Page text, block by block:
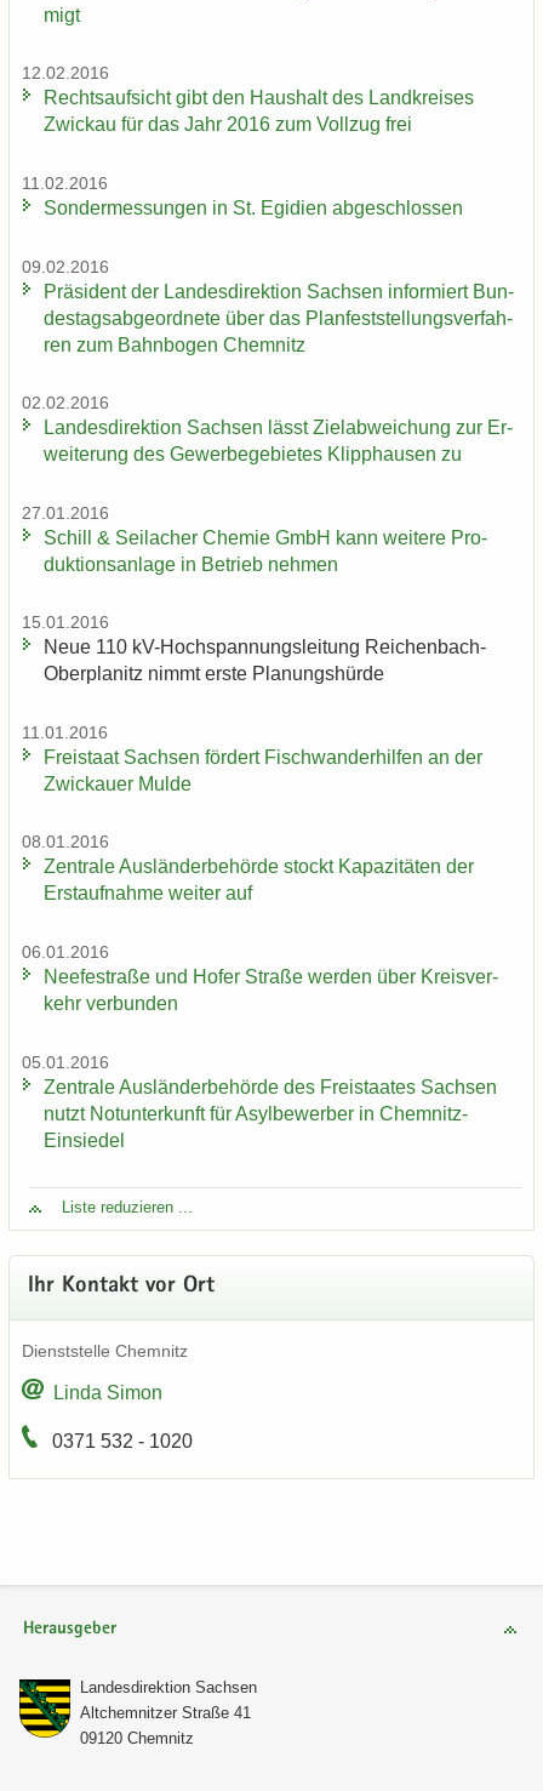
migt
12.02.2016
Rechts­auf­sicht gibt den Haus­halt des Land­krei­ses
Zwi­ckau für das Jahr 2016 zum Voll­zug frei
11.02.2016
Son­der­mes­sun­gen in St. Egi­di­en ab­ge­schlos­sen
09.02.2016
Prä­si­dent der Lan­des­di­rek­ti­on Sach­sen in­for­miert Bun­
des­tags­ab­ge­ord­ne­te über das Plan­fest­stel­lungs­ver­fah­
ren zum Bahn­bo­gen Chem­nitz
02.02.2016
Lan­des­di­rek­ti­on Sach­sen lässt Ziel­ab­wei­chung zur Er­
wei­te­rung des Ge­wer­be­ge­bie­tes Klipp­hau­sen zu
27.01.2016
Schill & Seil­a­cher Che­mie GmbH kann wei­te­re Pro­
duk­ti­ons­an­la­ge in Be­trieb neh­men
15.01.2016
Neue 110 kV-​Hochspannungsleitung Reichenbach-​
Oberplanitz nimmt erste Pla­nungs­hür­de
11.01.2016
Frei­staat Sach­sen för­dert Fisch­wan­der­hil­fen an der
Zwi­ckau­er Mulde
08.01.2016
Zen­tra­le Aus­län­der­be­hör­de stockt Ka­pa­zi­tä­ten der
Erst­auf­nah­me wei­ter auf
06.01.2016
Nee­fe­st­ra­ße und Hofer Stra­ße wer­den über Kreis­ver­
kehr ver­bun­den
05.01.2016
Zen­tra­le Aus­län­der­be­hör­de des Frei­staa­tes Sach­sen
nutzt Not­un­ter­kunft für Asyl­be­wer­ber in Chemnitz-​
Einsiedel
Liste re­du­zie­ren ...
Ihr Kon­takt vor Ort
Dienst­stel­le Chem­nitz
Linda Simon
0371 532 - 1020
Herausgeber
Lan­des­di­rek­ti­on Sach­sen
Alt­chem­nit­zer Stra­ße 41
09120 Chem­nitz